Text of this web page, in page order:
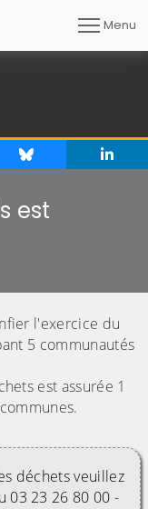
Menu
est
l'exercice du
5 communautés
est assurée 1
déchets veuillez
03 23 26 80 00 -